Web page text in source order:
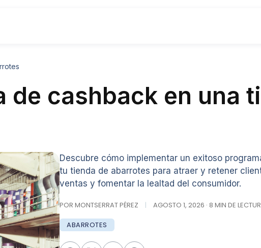
de cashback en una
Descubre cómo implementar un exitoso
tu tienda de abarrotes para atraer y retener
ventas y fomentar la lealtad del consumidor.
POR MONTSERRAT PÉREZ | AGOSTO 1, 2026 · 8 MIN DE
ABARROTES